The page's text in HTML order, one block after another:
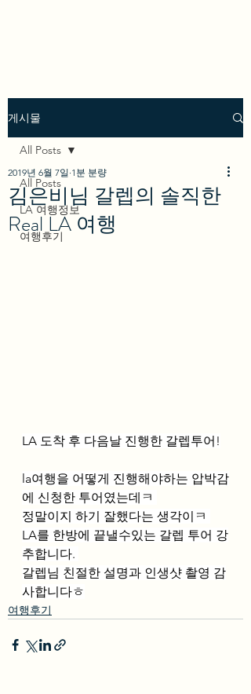
게시물
All Posts
LA 여행정보
여행후기
All Posts
김은비님 갈렙의 솔직한
Real LA 여행
2019년 6월 7일 1분 분량
LA 도착 후 다음날 진행한 갈렙투어!
la여행을 어떻게 진행해야하는 압박감
에 신청한 투어였는데ㅋ
정말이지 하기 잘했다는 생각이ㅋ
LA를 한방에 끝낼수있는 갈렙 투어 강
추합니다.
갈렙님 친절한 설명과 인생샷 촬영 감
사합니다ㅎ
여행후기